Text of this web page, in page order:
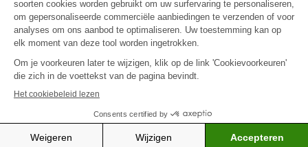
kaart is hetbewijs dat je verzekerd
bentin een EU-land.
Ga na of er voor je vakantiebestemming
extra documenten nodig zijn om toegang
te krijgen tot dringende medische
verzorging. Maak die tijdig in orde.
Krijg je een uitkering van het ziekenfonds,
dan moet de adviserend geneesheer
toestemming geven om naar het